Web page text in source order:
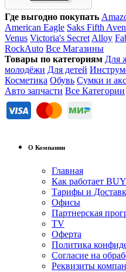
Где выгодно покупать
American Eagle Saks Fifth
Venus Victoria's Secret Alloy
RockAuto Все Магазины
Товары по категориям Для
молодёжи Для детей
Косметика Обувь Сумки и
Авто запчасти Все Категории
О Компании
Главная
Как работает
Тарифы и
Офисы
Партнерская
TV
Оферта
Политика
Согласие на
Реквизиты